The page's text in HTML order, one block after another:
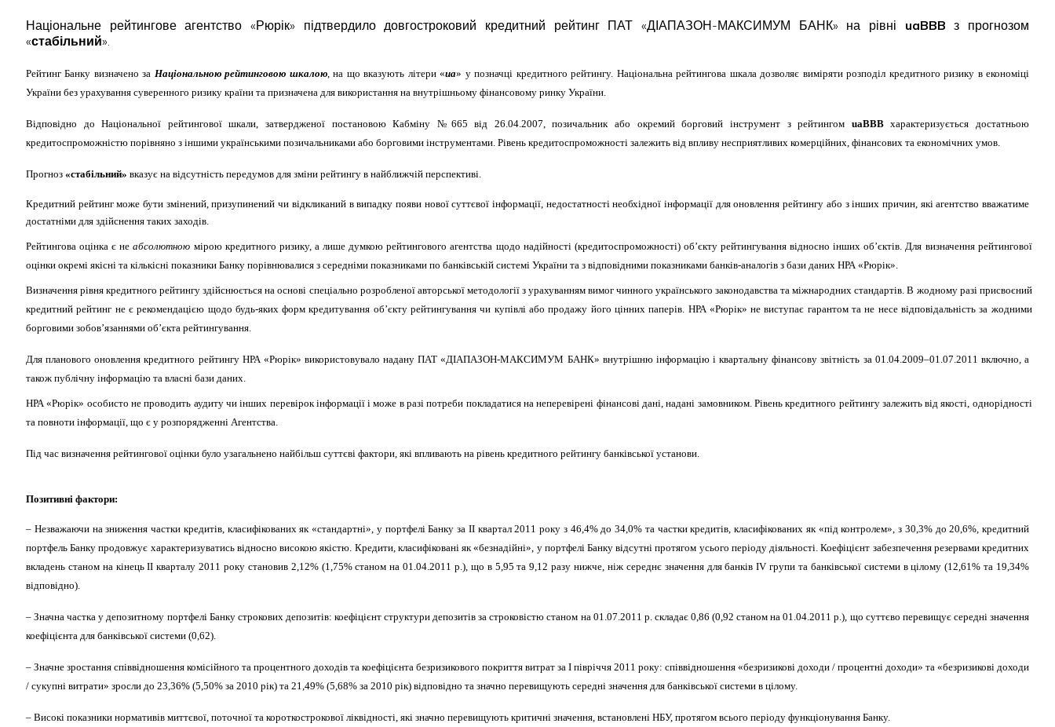
Національне рейтингове агентство «Рюрік» підтвердило довгостроковий кредитний рейтинг ПАТ «ДІАПАЗОН-МАКСИМУМ БАНК» на рівні uaBBBз прогнозом
«стабільний».
Рейтинг Банку визначено за Національною рейтинговою шкалою, на що вказують літери «ua» у позначці кредитного рейтингу. Національна рейтингова шкала дозволяє виміряти розподіл кредитного ризику в економіці
України без урахування суверенного ризику країни та призначена для використання на внутрішньому фінансовому ринку України.
Відповідно до Національної рейтингової шкали, затвердженої постановою Кабміну №665 від 26.04.2007, позичальник або окремий борговий інструмент з рейтингом uaBBBхарактеризується достатньою
кредитоспроможністю порівняно з іншими українськими позичальниками або борговими інструментами. Рівень кредитоспроможності залежить від впливу несприятливих комерційних, фінансових та економічних умов.
Прогноз «стабільний» вказує на відсутність передумов для зміни рейтингу в найближчій перспективі.
Кредитний рейтинг може бути змінений, призупинений чи відкликаний в випадку появи нової суттєвої інформації, недостатності необхідної інформації для оновлення рейтингу або з інших причин, які агентство вважатиме
достатніми для здійснення таких заходів.
Рейтингова оцінка є неабсолютною мірою кредитного ризику, а лише думкою рейтингового агентства щодо надійності (кредитоспроможності) об’єкту рейтингування відносно інших об’єктів. Для визначення рейтингової
оцінки окремі якісні та кількісні показники Банку порівнювалися з середніми показниками по банківській системі України та з відповідними показниками банків-аналогів з бази даних НРА «Рюрік».
Визначення рівня кредитного рейтингу здійснюється на основі спеціально розробленої авторської методології з урахуванням вимог чинного українського законодавства та міжнародних стандартів. В жодному разі присвоєний
кредитний рейтинг не є рекомендацією щодо будь-яких форм кредитування об’єкту рейтингування чи купівлі або продажу його цінних паперів. НРА «Рюрік» не виступає гарантом та не несе відповідальність за жодними
борговими зобов’язаннями об’єкта рейтингування.
Для планового оновлення кредитного рейтингу НРА «Рюрік» використовувало надану ПАТ «ДІАПАЗОН-МАКСИМУМ БАНК» внутрішню інформацію і квартальну фінансову звітність за 01.04.2009–01.07.2011 включно, а
також публічну інформацію та власні бази даних.
НРА «Рюрік» особисто не проводить аудиту чи інших перевірок інформації і може в разі потреби покладатися на неперевірені фінансові дані, надані замовником. Рівень кредитного рейтингу залежить від якості, однорідності
та повноти інформації, що є у розпорядженні Агентства.
Під час визначення рейтингової оцінки було узагальнено найбільш суттєві фактори, які впливають на рівень кредитного рейтингу банківської установи.
Позитивні фактори:
– Незважаючи на зниження частки кредитів, класифікованих як «стандартні», у портфелі Банку за ІІ квартал 2011 року з 46,4% до 34,0% та частки кредитів, класифікованих як «під контролем», з 30,3% до 20,6%, кредитний
портфель Банку продовжує характеризуватись відносно високою якістю. Кредити, класифіковані як «безнадійні», у портфелі Банку відсутні протягом усього періоду діяльності. Коефіцієнт забезпечення резервами кредитних
вкладень станом на кінець ІІ кварталу 2011 року становив 2,12% (1,75% станом на 01.04.2011 р.), що в 5,95 та 9,12 разу нижче, ніж середнє значення для банківIV групи та банківської системи в цілому (12,61% та 19,34%
відповідно).
–Значна частка у депозитному портфелі Банку строкових депозитів: коефіцієнт структури депозитів за строковістю станом на 01.07.2011 р. складає 0,86 (0,92 станом на 01.04.2011 р.), що суттєво перевищує середні значення
коефіцієнта для банківської системи (0,62).
– Значне зростання співвідношення комісійного та процентного доходів та коефіцієнта безризикового покриття витрат за І півріччя 2011 року: співвідношення «безризикові доходи / процентні доходи» та «безризикові доходи
/ сукупні витрати» зросли до 23,36% (5,50% за 2010 рік) та 21,49% (5,68% за 2010 рік) відповідно та значно перевищують середні значення для банківської системи в цілому.
– Високі показники нормативів миттєвої, поточної та короткострокової ліквідності, які значно перевищують критичні значення, встановлені НБУ, протягом всього періоду функціонування Банку.